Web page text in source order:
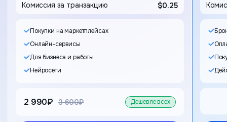
Комиссия за транзакцию $0.25
Покупки на маркетплейсах
Онлайн-сервисы
Для бизнеса и работы
Нейросети
2 990₽ старая цена
3 600₽ Дешевле всех